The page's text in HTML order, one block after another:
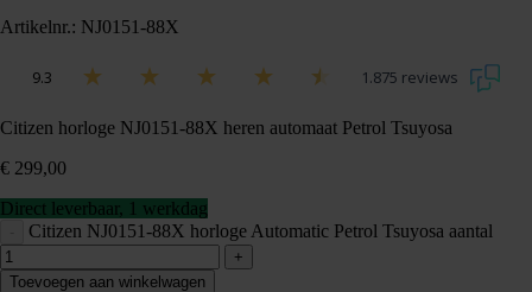
Artikelnr.: NJ0151-88X
9.3 1.875 reviews
Citizen horloge NJ0151-88X heren automaat Petrol Tsuyosa
€ 299,00
Direct leverbaar, 1 werkdag
Citizen NJ0151-88X horloge Automatic Petrol Tsuyosa aantal
+
Toevoegen aan winkelwagen